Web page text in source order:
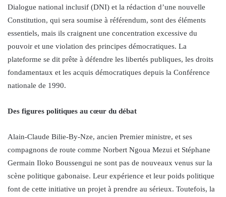
Dialogue national inclusif (DNI) et la rédaction d’une nouvelle
Constitution, qui sera soumise à référendum, sont des éléments
essentiels, mais ils craignent une concentration excessive du
pouvoir et une violation des principes démocratiques. La
plateforme se dit prête à défendre les libertés publiques, les droits
fondamentaux et les acquis démocratiques depuis la Conférence
nationale de 1990.
Des figures politiques au cœur du débat
Alain-Claude Bilie-By-Nze, ancien Premier ministre, et ses
compagnons de route comme Norbert Ngoua Mezui et Stéphane
Germain Iloko Boussengui ne sont pas de nouveaux venus sur la
scène politique gabonaise. Leur expérience et leur poids politique
font de cette initiative un projet à prendre au sérieux. Toutefois, la